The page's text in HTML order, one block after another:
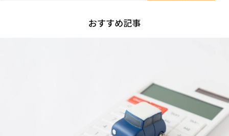
おすすめ記事